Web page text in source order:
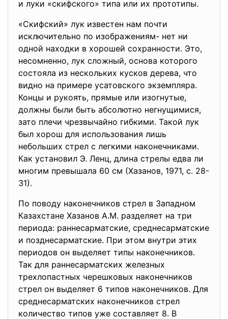
и луки «скифского» типа или их прототипы.
«Скифский» лук известен нам почти
исключительно по изображениям- нет ни
одной находки в хорошей сохранности. Это,
несомненно, лук сложный, основа которого
состояла из нескольких кусков дерева, что
видно на примере усатовского экземпляра.
Концы и рукоять, прямые или изогнутые,
должны были быть абсолютно негнущимися,
зато плечи чрезвычайно гибкими. Такой лук
был хорош для использования лишь
небольших стрел с легкими наконечниками.
Как установил Э. Ленц, длина стрелы едва ли
многим превышала 60 см (Хазанов, 1971, с. 28-
31).
По поводу наконечников стрел в Западном
Казахстане Хазанов А.М. разделяет на три
периода: раннесарматские, среднесарматские
и позднесарматские. При этом внутри этих
периодов он выделяет типы наконечников.
Так для раннесарматских железных
трехлопастных черешковых наконечников
стрел он выделяет 6 типов наконечников. Для
среднесарматских наконечников стрел
количество типов уже составляет 8. В